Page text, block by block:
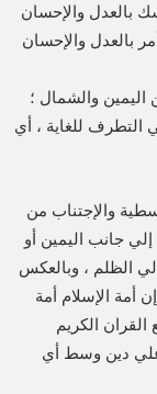
بالعدل والإحسان
بالعدل والإحسان
والشمال ؛
التطرف للغاية ، أي
والإجتناب من
جانب اليمين أو
الظلم ، وبالعكس
أمة الإسلام أمة
الكريم
علي دين وسط أي